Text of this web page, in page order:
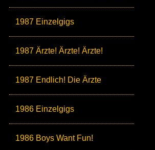
1987 Einzelgigs
1987 Ärzte! Ärzte! Ärzte!
1987 Endlich! Die Ärzte
1986 Einzelgigs
1986 Boys Want Fun!